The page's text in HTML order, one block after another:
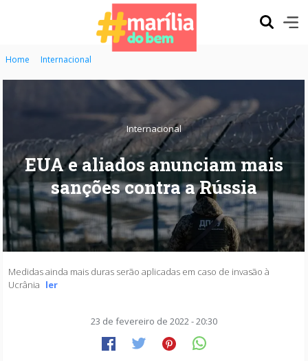
Home Internacional
Internacional
EUA e aliados anunciam mais
sanções contra a Rússia
Medidas ainda mais duras serão aplicadas em caso de invasão à
Ucrânia ler
23 de fevereiro de 2022 - 20:30